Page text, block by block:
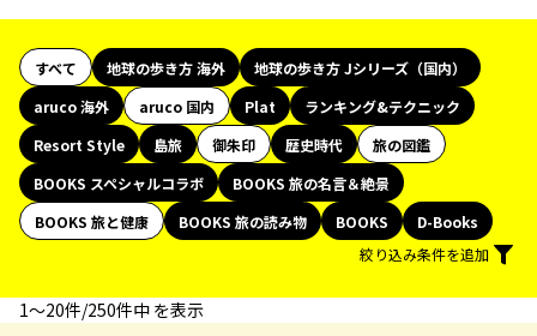
すべて 地球の歩き方 海外
地球の歩き方 Jシリーズ（国内）
aruco 海外
aruco 国内 Plat
ランキング&テクニック
Resort Style
島旅 御朱印 歴史時代
旅の図鑑
BOOKS スペシャルコラボ
BOOKS 旅の名言＆絶景
BOOKS 旅と健康
BOOKS 旅の読み物 BOOKS
D-Books
絞り込み条件を追加
1〜20件/250件中 を表示